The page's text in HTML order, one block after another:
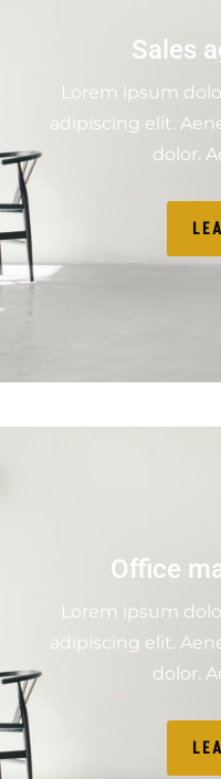
Sales
Lorem ipsum
adipiscing elit.
dolor.
Office
Lorem ipsum
adipiscing elit.
dolor.